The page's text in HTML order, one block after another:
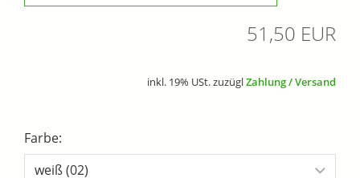
51,50 EUR
inkl. 19% USt. zuzüglZahlung / Versand
Farbe: